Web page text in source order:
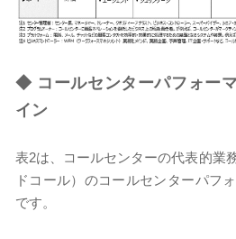
◆ コールセンターパフォー
イン
表2は、コールセンターの代表的業
ドコール）のコールセンターパフ
です。